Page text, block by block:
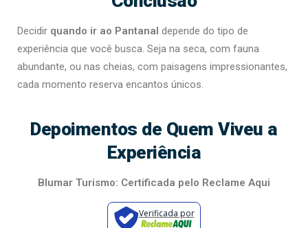
Decidir quando ir ao Pantanal depende do tipo de
experiência que você busca. Seja na seca, com fauna
abundante, ou nas cheias, com paisagens impressionantes,
cada momento reserva encantos únicos.
Depoimentos de Quem Viveu a
Experiência
Blumar Turismo: Certificada pelo Reclame Aqui
Verificada por